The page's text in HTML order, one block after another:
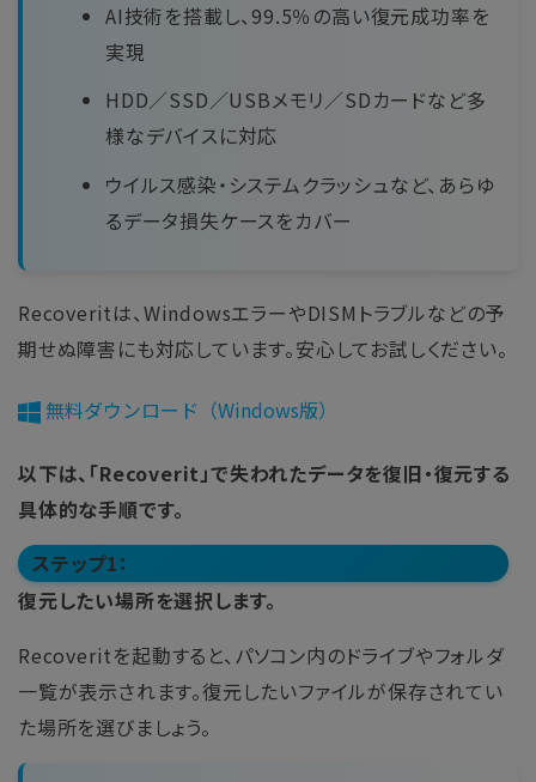
AI技術を搭載し、99.5％の高い復元成功率を
実現
HDD／SSD／USBメモリ／SDカードなど多
様なデバイスに対応
ウイルス感染・システムクラッシュなど、あらゆ
るデータ損失ケースをカバー
Recoveritは、WindowsエラーやDISMトラブルなどの予
期せぬ障害にも対応しています。安心してお試しください。
無料ダウンロード（Windows版）
以下は、「Recoverit」で失われたデータを復旧・復元する
具体的な手順です。
ステップ1：
復元したい場所を選択します。
Recoveritを起動すると、パソコン内のドライブやフォルダ
一覧が表示されます。復元したいファイルが保存されてい
た場所を選びましょう。